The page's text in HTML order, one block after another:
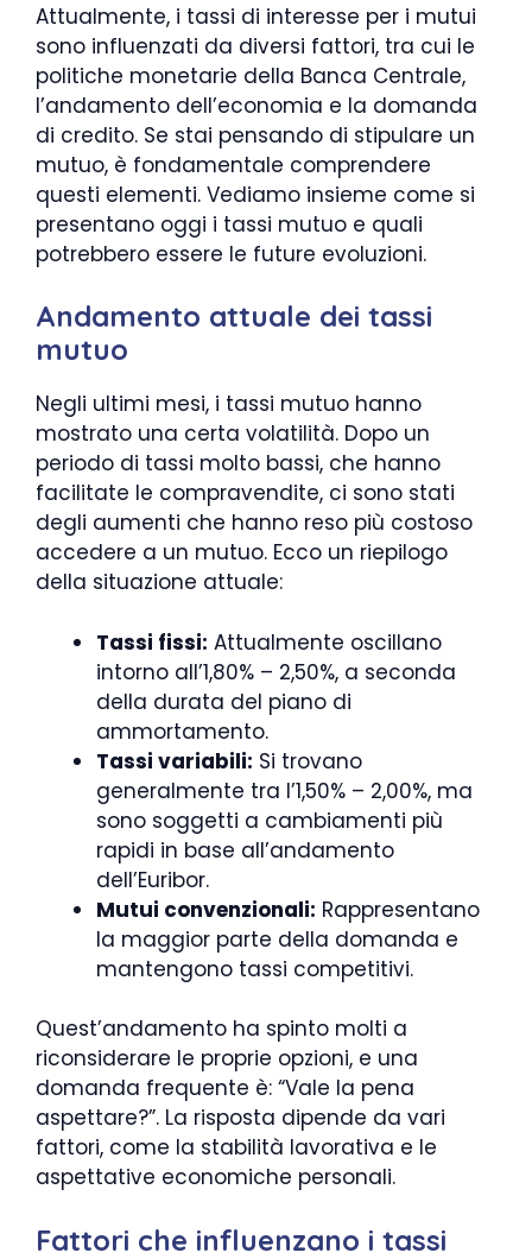
Attualmente, i tassi di interesse per i mutui
sono influenzati da diversi fattori, tra cui le
politiche monetarie della Banca Centrale,
l’andamento dell’economia e la domanda
di credito. Se stai pensando di stipulare un
mutuo, è fondamentale comprendere
questi elementi. Vediamo insieme come si
presentano oggi i tassi mutuo e quali
potrebbero essere le future evoluzioni.
Andamento attuale dei tassi
mutuo
Negli ultimi mesi, i tassi mutuo hanno
mostrato una certa volatilità. Dopo un
periodo di tassi molto bassi, che hanno
facilitate le compravendite, ci sono stati
degli aumenti che hanno reso più costoso
accedere a un mutuo. Ecco un riepilogo
della situazione attuale:
Tassi fissi: Attualmente oscillano
intorno all’1,80% – 2,50%, a seconda
della durata del piano di
ammortamento.
Tassi variabili: Si trovano
generalmente tra l’1,50% – 2,00%, ma
sono soggetti a cambiamenti più
rapidi in base all’andamento
dell’Euribor.
Mutui convenzionali: Rappresentano
la maggior parte della domanda e
mantengono tassi competitivi.
Quest’andamento ha spinto molti a
riconsiderare le proprie opzioni, e una
domanda frequente è: “Vale la pena
aspettare?”. La risposta dipende da vari
fattori, come la stabilità lavorativa e le
aspettative economiche personali.
Fattori che influenzano i tassi